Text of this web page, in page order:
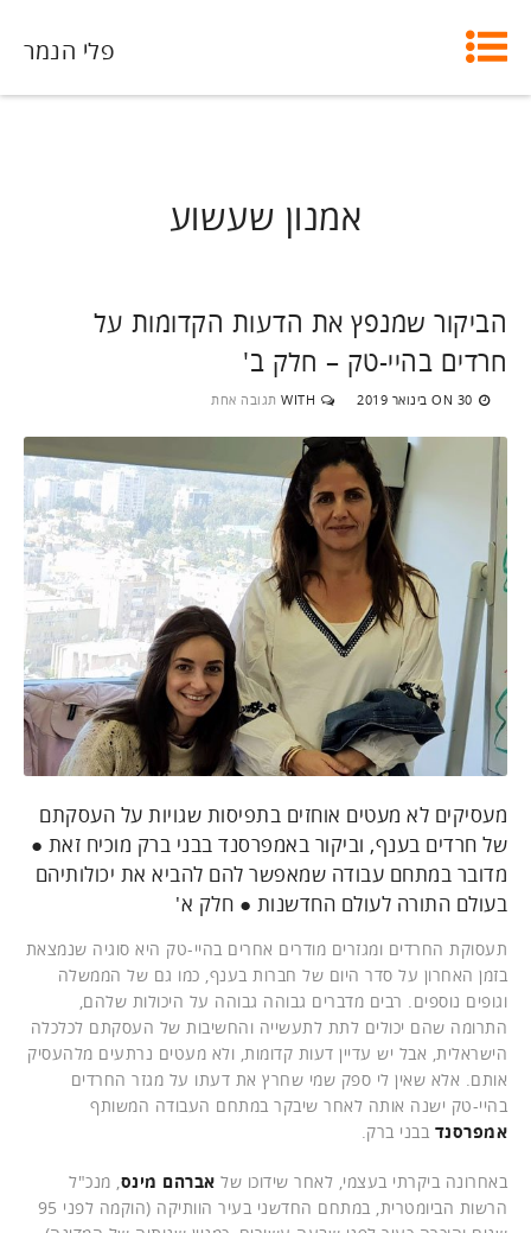
פלי הנמר
אמנון שעשוע
הביקור שמנפץ את הדעות הקדומות על
חרדים בהיי-טק – חלק ב'
ON 30 בינואר 2019 WITH תגובה אחת
מעסיקים לא מעטים אוחזים בתפיסות שגויות על העסקתם
של חרדים בענף, וביקור באמפרסנד בבני ברק מוכיח זאת ●
מדובר במתחם עבודה שמאפשר להם להביא את יכולותיהם
בעולם התורה לעולם החדשנות ● חלק א'
תעסוקת החרדים ומגזרים מודרים אחרים בהיי-טק היא סוגיה שנמצאת
בזמן האחרון על סדר היום של חברות בענף, כמו גם של הממשלה
וגופים נוספים. רבים מדברים גבוהה גבוהה על היכולות שלהם,
התרומה שהם יכולים לתת לתעשייה והחשיבות של העסקתם לכלכלה
הישראלית, אבל יש עדיין דעות קדומות, ולא מעטים נרתעים מלהעסיק
אותם. אלא שאין לי ספק שמי שחרץ את דעתו על מגזר החרדים
בהיי-טק ישנה אותה לאחר שיבקר במתחם העבודה המשותף
אמפרסנד בבני ברק.
באחרונה ביקרתי בעצמי, לאחר שידוכו של אברהם מינס , מנכ"ל
הרשות הביומטרית, במתחם החדשני בעיר הוותיקה (הוקמה לפני 95